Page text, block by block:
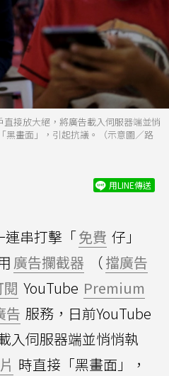
接放大絕，將廣告載入伺服器端並悄
黑畫面」，引起抗議。（示意圖／路
用LINE傳送
連串打擊「免費 仔」
廣告攔截器 （擋廣告
閱 YouTube Premium
告 服務，日前YouTube
入伺服器端並悄悄執
時直接「黑畫面」，